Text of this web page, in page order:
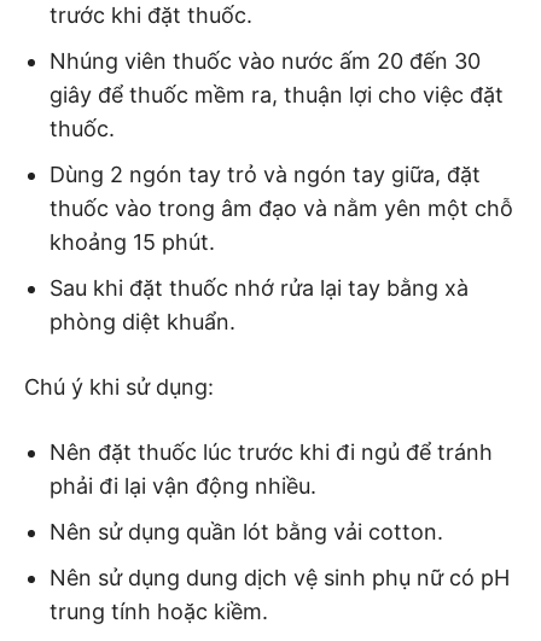
trước khi đặt thuốc.
Nhúng viên thuốc vào nước ấm 20 đến 30
giây để thuốc mềm ra, thuận lợi cho việc đặt
thuốc.
Dùng 2 ngón tay trỏ và ngón tay giữa, đặt
thuốc vào trong âm đạo và nằm yên một chỗ
khoảng 15 phút.
Sau khi đặt thuốc nhớ rửa lại tay bằng xà
phòng diệt khuẩn.
Chú ý khi sử dụng:
Nên đặt thuốc lúc trước khi đi ngủ để tránh
phải đi lại vận động nhiều.
Nên sử dụng quần lót bằng vải cotton.
Nên sử dụng dung dịch vệ sinh phụ nữ có pH
trung tính hoặc kiềm.